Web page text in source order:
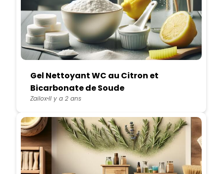
Gel Nettoyant WC au Citron et
Bicarbonate de Soude
ZailoxIl y a 2 ans